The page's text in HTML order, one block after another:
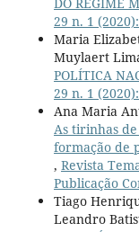
DO REGIME
29 n. 1
Maria
Muylaert
POLÍTICA
29 n. 1
Ana Maria
As tirinhas
formação de
, Revista
Publicação
Tiago
Leandro